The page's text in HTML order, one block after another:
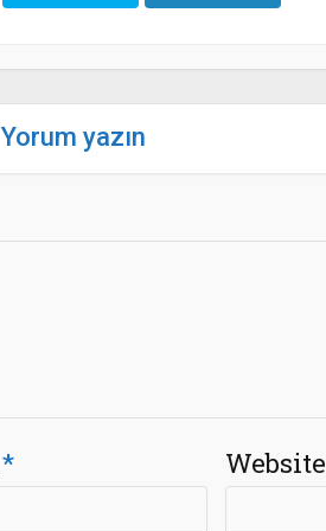
Yorum yazın
* Website